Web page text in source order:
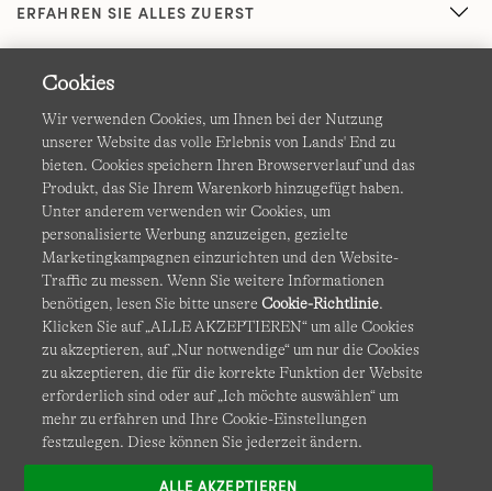
ERFAHREN SIE ALLES ZUERST
Datenschutz & Sicherheit
Cookies Ich möchte auswählen Barrierefreiheit
Site Map Internationale Websites
Diese Website ist durch reCAPTCHA geschützt. Es gelten die
Datenschutzerklärung undNutzungsbedingungenvon
Google.
Cookies
Wir verwenden Cookies, um Ihnen bei der Nutzung
unserer Website das volle Erlebnis von Lands' End zu
bieten. Cookies speichern Ihren Browserverlauf und das
Produkt, das Sie Ihrem Warenkorb hinzugefügt haben.
Unter anderem verwenden wir Cookies, um
personalisierte Werbung anzuzeigen, gezielte
Marketingkampagnen einzurichten und den Website-
Traffic zu messen. Wenn Sie weitere Informationen
benötigen, lesen Sie bitte unsereCookie-Richtlinie.
Klicken Sie auf „ALLE AKZEPTIEREN“ um alle Cookies
zu akzeptieren, auf „Nur notwendige“ um nur die Cookies
zu akzeptieren, die für die korrekte Funktion der Website
erforderlich sind oder auf „Ich möchte auswählen“ um
mehr zu erfahren und Ihre Cookie-Einstellungen
festzulegen. Diese können Sie jederzeit ändern.
ALLE AKZEPTIEREN